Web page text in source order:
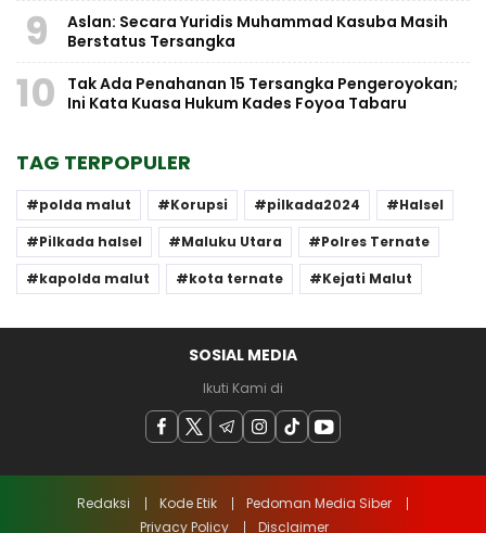
9
Aslan: Secara Yuridis Muhammad Kasuba Masih
Berstatus Tersangka
10
Tak Ada Penahanan 15 Tersangka Pengeroyokan;
Ini Kata Kuasa Hukum Kades Foyoa Tabaru
TAG TERPOPULER
polda malut Korupsi pilkada2024
Halsel
Pilkada halsel
Maluku Utara
Polres Ternate
kapolda malut
kota ternate Kejati Malut
SOSIAL MEDIA
Ikuti Kami di
Redaksi Kode Etik
Pedoman Media Siber
Privacy Policy
Disclaimer